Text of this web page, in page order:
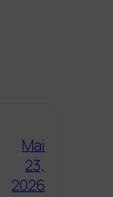
Mai
23,
2026